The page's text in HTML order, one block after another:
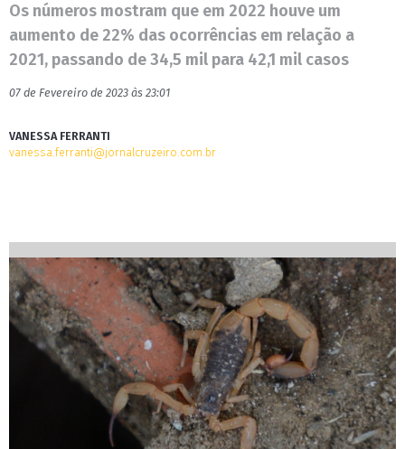
Os números mostram que em 2022 houve um
aumento de 22% das ocorrências em relação a
2021, passando de 34,5 mil para 42,1 mil casos
07 de Fevereiro de 2023 às 23:01
VANESSA FERRANTI
vanessa.ferranti@jornalcruzeiro.com.br